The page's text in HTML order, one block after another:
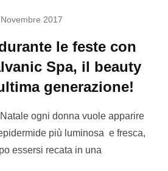
Novembre 2017
le feste con
Spa, il beauty
generazione!
ogni donna vuole apparire
più luminosa e fresca,
essersi recata in una